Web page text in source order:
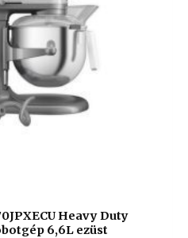
Heavy Duty
6,6L ezüst